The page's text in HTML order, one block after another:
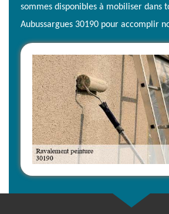
sommes disponibles à mobiliser dans
Aubussargues 30190 pour accomplir